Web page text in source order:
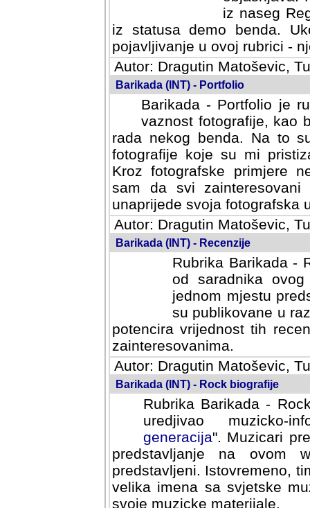
iz naseg
iz statusa demo benda.
pojavljivanje u ovoj rubrici -
Autor: Dragutin Matoševic,
Barikada (INT) - Portfolio
Barikada - Portfolio je
vaznost fotografije, kao
rada nekog benda. Na to
fotografije koje su mi
fotografske primjere
svi zainteresovani
svoja fotografska umijeca.
Autor: Dragutin Matoševic,
Barikada (INT) - Recenzije
Rubrika Barikada -
od saradnika
jednom mjestu
su publikovane u
potencira vrijednost tih
zainteresovanima.
Autor: Dragutin Matoševic,
Barikada (INT) - Rock biografije
Rubrika Barikada -
uredjivao muzicko-
Muzicari predstavljeni u
na ovom web portalu
Istovremeno, tim nacinom
sa svjetske muzicke scene
materijale.